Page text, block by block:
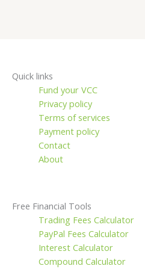
Quick links
Fund your VCC
Privacy policy
Terms of services
Payment policy
Contact
About
Free Financial Tools
Trading Fees Calculator
PayPal Fees Calculator
Interest Calculator
Compound Calculator